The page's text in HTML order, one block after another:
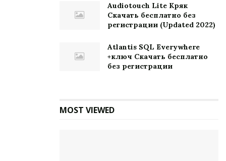
Audiotouch Lite Кряк
Скачать бесплатно без
регистрации (Updated 2022)
Atlantis SQL Everywhere
+ключ Скачать бесплатно
без регистрации
MOST VIEWED